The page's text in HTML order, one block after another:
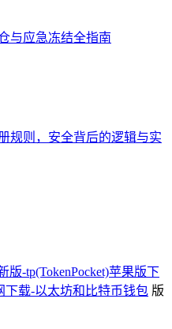
与应急冻结全指南
规则，安全背后的逻辑与实
版-tp(TokenPocket)苹果版下
下载-以太坊和比特币钱包 版